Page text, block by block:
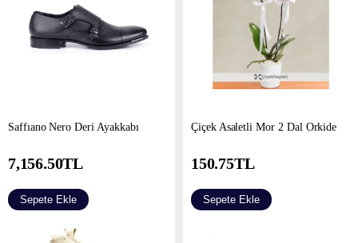
Saffıano Nero Deri Ayakkabı
7,156.50TL
Sepete Ekle
Çiçek Asaletli Mor 2 Dal Orkide
150.75TL
Sepete Ekle